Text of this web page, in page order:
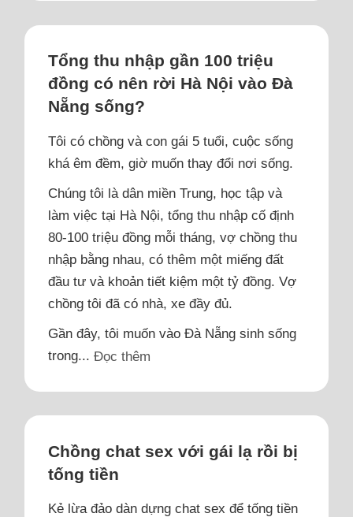
Tổng thu nhập gần 100 triệu
đồng có nên rời Hà Nội vào Đà
Nẵng sống?
Tôi có chồng và con gái 5 tuổi, cuộc sống
khá êm đềm, giờ muốn thay đổi nơi sống.
Chúng tôi là dân miền Trung, học tập và
làm việc tại Hà Nội, tổng thu nhập cố định
80-100 triệu đồng mỗi tháng, vợ chồng thu
nhập bằng nhau, có thêm một miếng đất
đầu tư và khoản tiết kiệm một tỷ đồng. Vợ
chồng tôi đã có nhà, xe đầy đủ.
Gần đây, tôi muốn vào Đà Nẵng sinh sống
trong...Đọc thêm
Chồng chat sex với gái lạ rồi bị
tống tiền
Kẻ lừa đảo dàn dựng chat sex để tống tiền